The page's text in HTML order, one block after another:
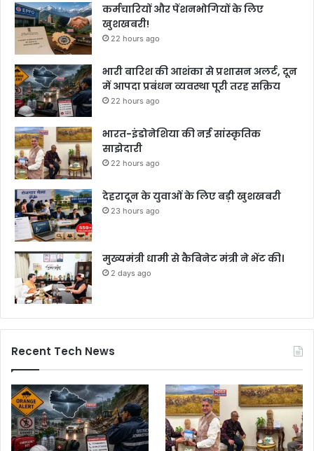
कर्मचारियों और पेंशनभोगियों के लिए
खुशखबरी!
22 hours ago
भारी बारिश की आशंका से प्रशासन अलर्ट, दून
में आपदा प्रबंधन व्यवस्था पूरी तरह सक्रिय
22 hours ago
भारत-इंडोनेशिया की नई सांस्कृतिक
साझेदारी
22 hours ago
देहरादून के युवाओं के लिए बड़ी खुशखबरी
23 hours ago
मुख्यमंत्री धामी से कैबिनेट मंत्री ने भेंट की।
2 days ago
Recent Tech News